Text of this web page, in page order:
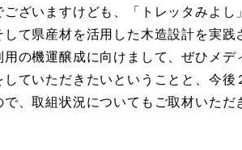
ざいますけども、「トレッタみよ
て県産材を活用した木造設計を実
の機運醸成に向けまして、ぜひメ
ていただきたいということと、今
、取組状況についてもご取材いた